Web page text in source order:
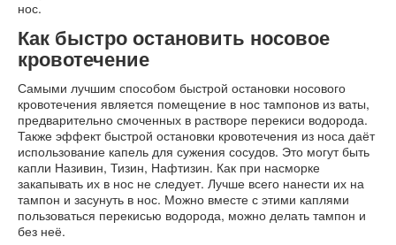
нос.
Как быстро остановить носовое
кровотечение
Самыми лучшим способом быстрой остановки носового
кровотечения является помещение в нос тампонов из ваты,
предварительно смоченных в растворе перекиси водорода.
Также эффект быстрой остановки кровотечения из носа даёт
использование капель для сужения сосудов. Это могут быть
капли Називин, Тизин, Нафтизин. Как при насморке
закапывать их в нос не следует. Лучше всего нанести их на
тампон и засунуть в нос. Можно вместе с этими каплями
пользоваться перекисью водорода, можно делать тампон и
без неё.